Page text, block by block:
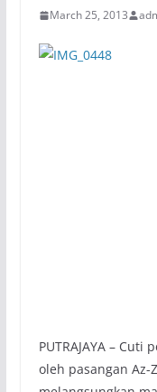
March 25, 2013
PUTRAJAYA –
oleh pasangan Az-